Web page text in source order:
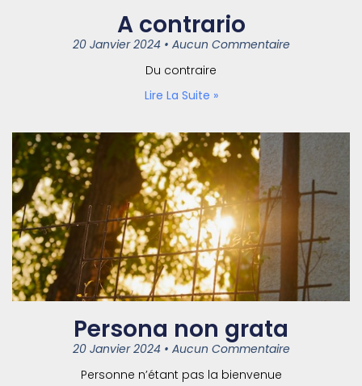
A contrario
20 Janvier 2024
Aucun Commentaire
Du contraire
Lire La Suite »
Persona non grata
20 Janvier 2024
Aucun Commentaire
Personne n’étant pas la bienvenue